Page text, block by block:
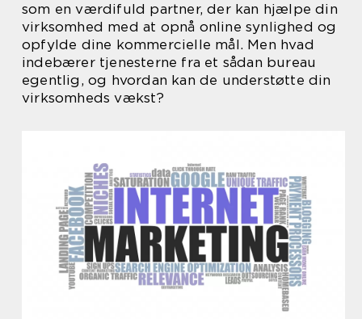
som en værdifuld partner, der kan hjælpe din
virksomhed med at opnå online synlighed og
opfylde dine kommercielle mål. Men hvad
indebærer tjenesterne fra et sådan bureau
egentlig, og hvordan kan de understøtte din
virksomheds vækst?